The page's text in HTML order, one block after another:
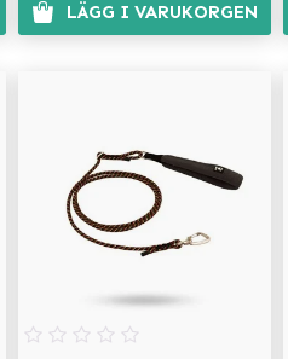
LÄGG I VARUKORGEN